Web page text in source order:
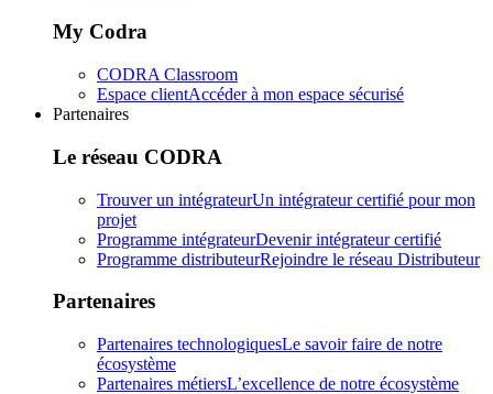
My Codra
CODRA Classroom
Espace clientAccéder à mon espace sécurisé
Partenaires
Le réseau CODRA
Trouver un intégrateurUn intégrateur certifié pour mon
projet
Programme intégrateurDevenir intégrateur certifié
Programme distributeurRejoindre le réseau Distributeur
Partenaires
Partenaires technologiquesLe savoir faire de notre
écosystème
Partenaires métiersL’excellence de notre écosystème